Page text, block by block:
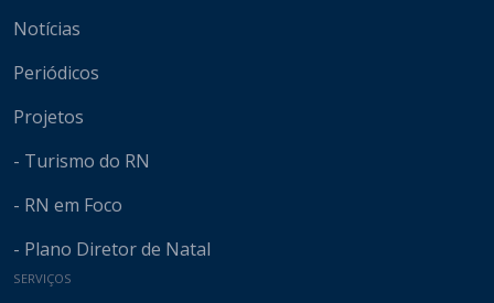
Notícias
Periódicos
Projetos
- Turismo do RN
- RN em Foco
- Plano Diretor de Natal
SERVIÇOS